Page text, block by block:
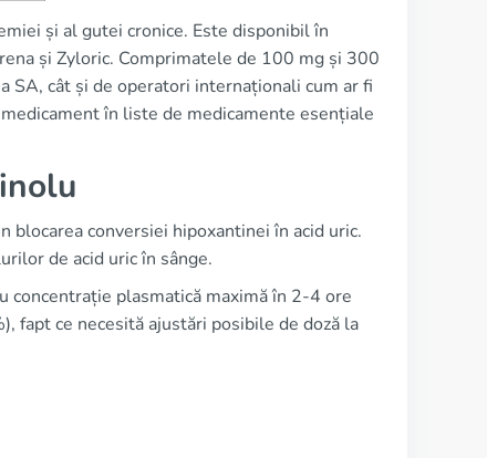
și al gutei cronice. Este disponibil în
și Zyloric. Comprimatele de 100 mg și 300
SA, cât și de operatori internaționali cum ar fi
în liste de medicamente esențiale
conversiei hipoxantinei în acid uric.
de acid uric în sânge.
concentrație plasmatică maximă în 2-4 ore
fapt ce necesită ajustări posibile de doză la